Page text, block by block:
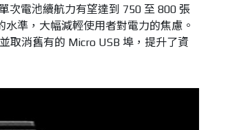
次電池續航力有望達到 750 至 800 張
準，大幅減輕使用者對電力的焦慮。
取消舊有的 Micro USB 埠，提升了資